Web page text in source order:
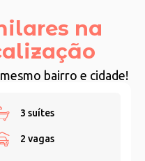
na
bairro e cidade!
3 suítes
2 vagas